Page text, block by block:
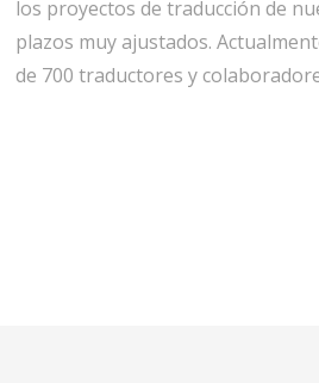
los proyectos de traducción de
plazos muy ajustados.
de 700 traductores y